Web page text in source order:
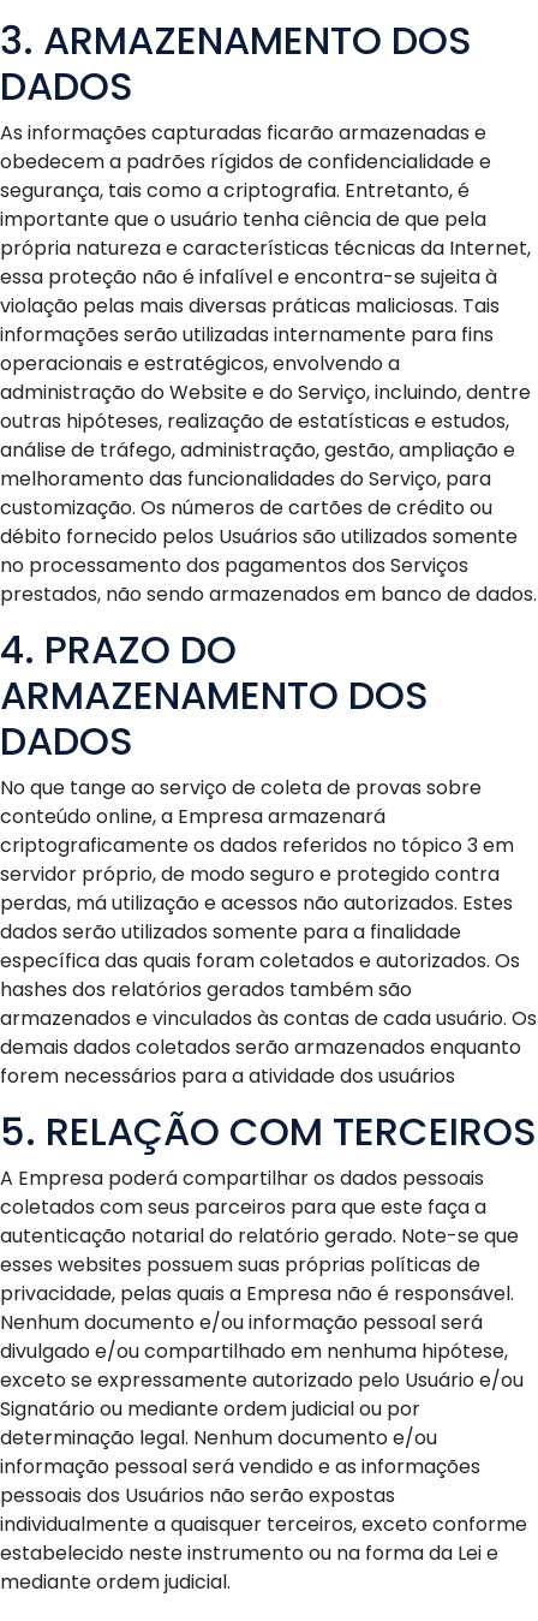
3. ARMAZENAMENTO DOS
DADOS
As informações capturadas ficarão armazenadas e
obedecem a padrões rígidos de confidencialidade e
segurança, tais como a criptografia. Entretanto, é
importante que o usuário tenha ciência de que pela
própria natureza e características técnicas da Internet,
essa proteção não é infalível e encontra-se sujeita à
violação pelas mais diversas práticas maliciosas. Tais
informações serão utilizadas internamente para fins
operacionais e estratégicos, envolvendo a
administração do Website e do Serviço, incluindo, dentre
outras hipóteses, realização de estatísticas e estudos,
análise de tráfego, administração, gestão, ampliação e
melhoramento das funcionalidades do Serviço, para
customização. Os números de cartões de crédito ou
débito fornecido pelos Usuários são utilizados somente
no processamento dos pagamentos dos Serviços
prestados, não sendo armazenados em banco de dados.
4. PRAZO DO
ARMAZENAMENTO DOS
DADOS
No que tange ao serviço de coleta de provas sobre
conteúdo online, a Empresa armazenará
criptograficamente os dados referidos no tópico 3 em
servidor próprio, de modo seguro e protegido contra
perdas, má utilização e acessos não autorizados. Estes
dados serão utilizados somente para a finalidade
específica das quais foram coletados e autorizados. Os
hashes dos relatórios gerados também são
armazenados e vinculados às contas de cada usuário. Os
demais dados coletados serão armazenados enquanto
forem necessários para a atividade dos usuários
5. RELAÇÃO COM TERCEIROS
A Empresa poderá compartilhar os dados pessoais
coletados com seus parceiros para que este faça a
autenticação notarial do relatório gerado. Note-se que
esses websites possuem suas próprias políticas de
privacidade, pelas quais a Empresa não é responsável.
Nenhum documento e/ou informação pessoal será
divulgado e/ou compartilhado em nenhuma hipótese,
exceto se expressamente autorizado pelo Usuário e/ou
Signatário ou mediante ordem judicial ou por
determinação legal. Nenhum documento e/ou
informação pessoal será vendido e as informações
pessoais dos Usuários não serão expostas
individualmente a quaisquer terceiros, exceto conforme
estabelecido neste instrumento ou na forma da Lei e
mediante ordem judicial.